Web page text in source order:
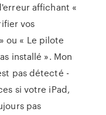
affichant «
vos
ou « Le pilote
installé ». Mon
pas détecté -
si votre iPad,
pas